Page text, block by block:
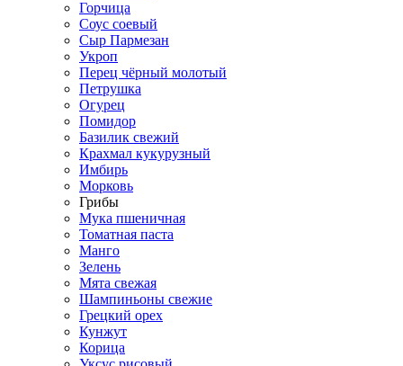
Горчица
Соус соевый
Сыр Пармезан
Укроп
Перец чёрный молотый
Петрушка
Огурец
Помидор
Базилик свежий
Крахмал кукурузный
Имбирь
Морковь
Грибы
Мука пшеничная
Томатная паста
Манго
Зелень
Мята свежая
Шампиньоны свежие
Грецкий орех
Кунжут
Корица